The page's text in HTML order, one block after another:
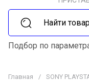
Подбор по
Главная / SONY